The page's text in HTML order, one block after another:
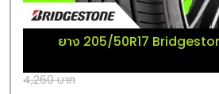
ยาง 205/50R17
4,260 บาท